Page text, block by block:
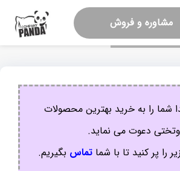
مشاوره و فروش
شما را به خرید بهترین محصولات
دعوت می نماید.
زیر را پر کنید تا با شماتماس بگیریم.